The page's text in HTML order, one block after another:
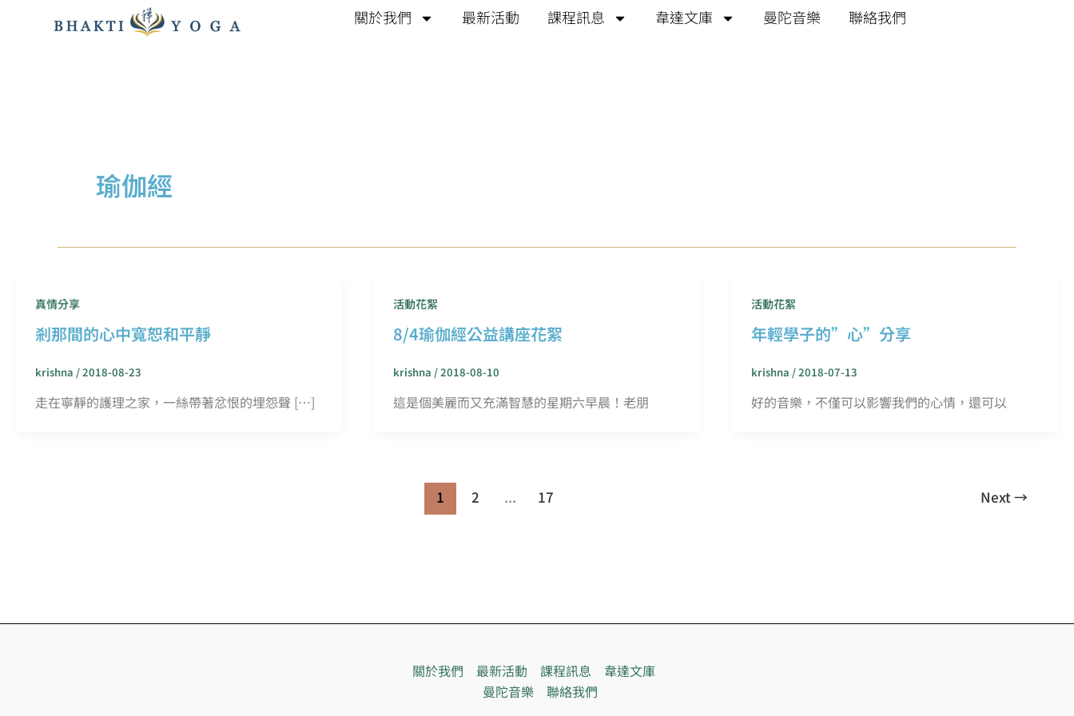
關於我們 最新活動 課程訊息 韋達文庫 曼陀音樂 聯絡我們
瑜伽經
真情分享
剎那間的心中寬恕和平靜
krishna /2018-08-23
走在寧靜的護理之家，一絲帶著忿恨的埋怨聲 […]
活動花絮
8/4瑜伽經公益講座花絮
krishna /2018-08-10
這是個美麗而又充滿智慧的星期六早晨！老朋
活動花絮
年輕學子的”心”分享
krishna /2018-07-13
好的音樂，不僅可以影響我們的心情，還可以
1 2 ... 17 Next→
關於我們 最新活動 課程訊息
韋達文庫
曼陀音樂
聯絡我們